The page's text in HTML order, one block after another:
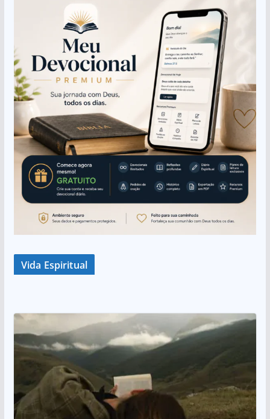
Vida Espiritual